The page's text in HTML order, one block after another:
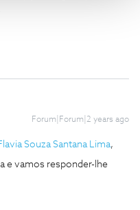
Forum|Forum|2 years ago
Souza Santana Lima,
e vamos responder-lhe